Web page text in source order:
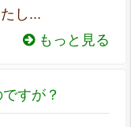
し...
もっと見る
すが？